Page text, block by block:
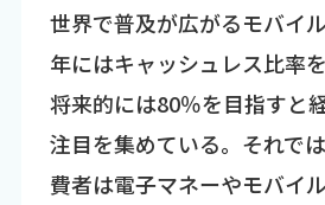
世界で普及が広がるモバイ
年にはキャッシュレス比率
将来的には80％を目指すと
注目を集めている。それで
費者は電子マネーやモバイ